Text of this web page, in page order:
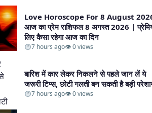
Love Horoscope For 8 August
आज का प्रेम राशिफल 8 अगस्त 2026 |
लिए कैसा रहेगा आज का दिन​
7 hours ago👁 0 views
बारिश में कार लेकर निकलने से पहले जान लें ये
जरूरी टिप्स, छोटी गलती बन सकती है बड़ी
7 hours ago👁 0 views